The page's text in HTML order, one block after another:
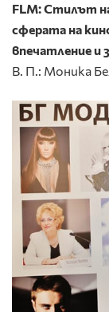
FLM: Стилът
сферата на
впечатление и
В. П.: Моника